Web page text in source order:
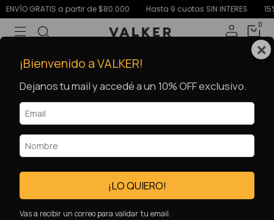
a partir de $80.000 Hasta 9 cuotas SIN INTERES 15% OFF c/
0
.
GARAGE SALE
FILTRAR
% OFF OFF
×
¡Bienvenido a VALKER!
Dejanos tu mail y accedé a un 10% OFF exclusivo.
¡LO QUIERO!
Vas a recibir un correo para validar tu email.